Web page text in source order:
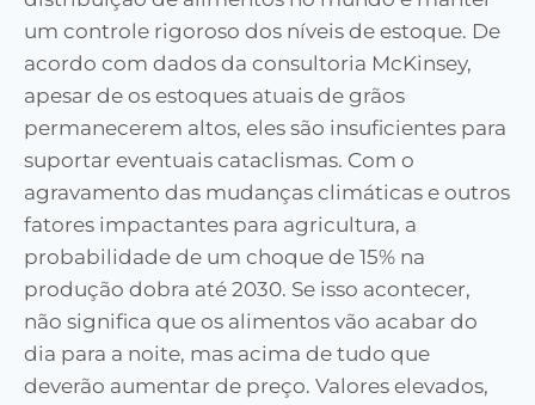
um controle rigoroso dos níveis de estoque. De
acordo com dados da consultoria McKinsey,
apesar de os estoques atuais de grãos
permanecerem altos, eles são insuficientes para
suportar eventuais cataclismas. Com o
agravamento das mudanças climáticas e outros
fatores impactantes para agricultura, a
probabilidade de um choque de 15% na
produção dobra até 2030. Se isso acontecer,
não significa que os alimentos vão acabar do
dia para a noite, mas acima de tudo que
deverão aumentar de preço. Valores elevados,